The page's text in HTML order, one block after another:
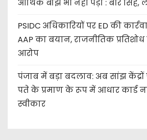
आर्थिक बोझ भी नहीं पड़ा : बीर सिंह,
PSIDC अधिकारियों पर ED की
AAP का बयान, राजनीतिक
आरोप
पंजाब में बड़ा बदलाव: अब सांझ
पते के प्रमाण के रूप में आधार कार्ड
स्वीकार